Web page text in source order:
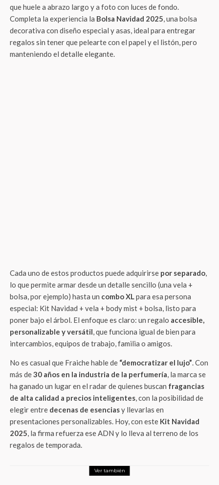
que huele a abrazo largo y a foto con luces de fondo.
Completa la experiencia la Bolsa Navidad 2025, una bolsa
decorativa con diseño especial y asas, ideal para entregar
regalos sin tener que pelearte con el papel y el listón, pero
manteniendo el detalle elegante.
Cada uno de estos productos puede adquirirse por separado,
lo que permite armar desde un detalle sencillo (una vela +
bolsa, por ejemplo) hasta un combo XLpara esa persona
especial: Kit Navidad + vela + body mist + bolsa, listo para
poner bajo el árbol. El enfoque es claro: un regalo accesible,
personalizable y versátil, que funciona igual de bien para
intercambios, equipos de trabajo, familia o amigos.
No es casual que Fraiche hable de “democratizar el lujo”. Con
más de30 años en la industria de la perfumería, la marca se
ha ganado un lugar en el radar de quienes buscan fragancias
de alta calidad a precios inteligentes, con la posibilidad de
elegir entre decenas de esenciasy llevarlas en
presentaciones personalizables. Hoy, con este Kit Navidad
2025, la firma refuerza ese ADN y lo lleva al terreno de los
regalos de temporada.
Ver también